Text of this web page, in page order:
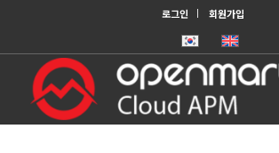
로그인 회원가입